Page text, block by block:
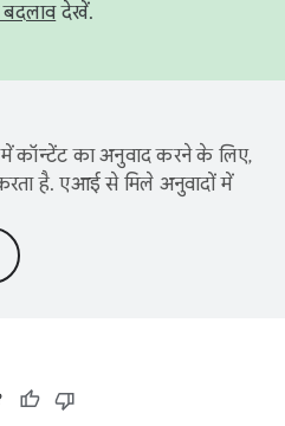
देखें.
कॉन्टेंट का अनुवाद करने के लिए,
है. एआई से मिले अनुवादों में